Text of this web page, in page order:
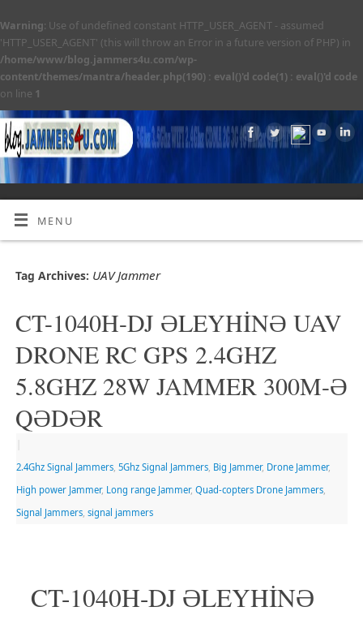
Warning: Use of undefined constant HTTP_USER_AGENT - assumed
'HTTP_USER_AGENT' (this will throw an Error in a future version of PHP) in
/home/www/blog.jammers4u.com/wp-
content/themes/mantra/header.php(190) : eval()'d code(1) : eval()'d code
on line 1
MENU
Tag Archives: UAV Jammer
CT-1040H-DJ ƏLEYHİNƏ UAV
DRONE RC GPS 2.4GHZ
5.8GHZ 28W JAMMER 300M-Ə
QƏDƏR
2.4Ghz Signal Jammers, 5Ghz Signal Jammers, Big Jammer, Drone Jammer,
High power Jammer, Long range Jammer, Quad-copters Drone Jammers,
Signal Jammers, signal jammers
CT-1040H-DJ ƏLEYHİNƏ